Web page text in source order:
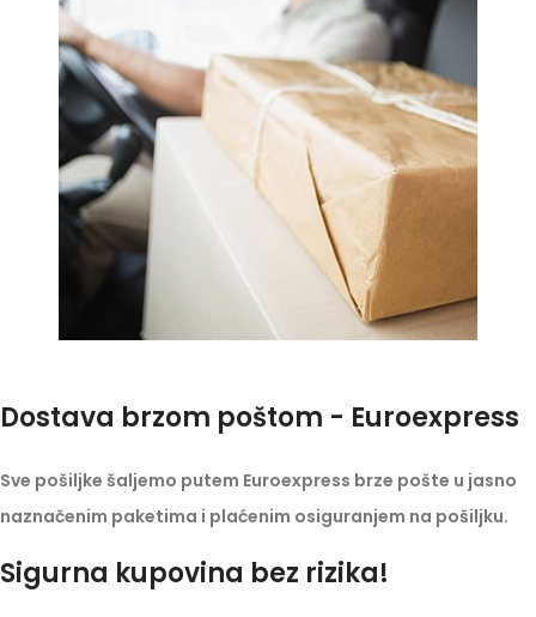
Dostava brzom poštom - Euroexpress
Sve pošiljke šaljemo putem Euroexpress brze pošte u jasno
naznačenim paketima i plaćenim osiguranjem na pošiljku.
Sigurna kupovina bez rizika!